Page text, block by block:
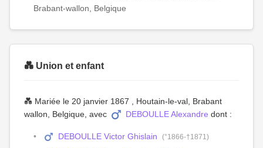
Brabant-wallon, Belgique
💑 Union et enfant
💑 Mariée le 20 janvier 1867 , Houtain-le-val, Brabant
wallon, Belgique, avec
DEBOULLE Alexandre dont :
DEBOULLE Victor Ghislain (°1866-†1871)